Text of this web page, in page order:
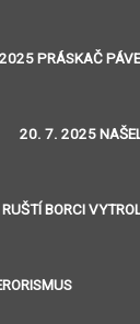
PRÁSKAČ
20. 7. 2025
BORCI